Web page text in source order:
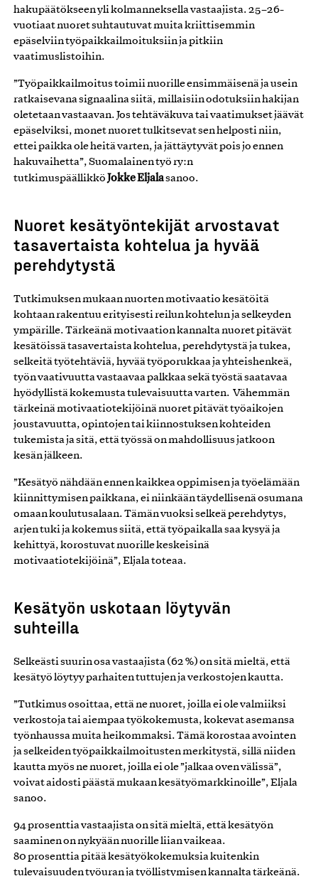
hakupäätökseen yli kolmanneksella vastaajista. 25–26-
vuotiaat nuoret suhtautuvat muita kriittisemmin
epäselviin työpaikkailmoituksiin ja pitkiin
vaatimuslistoihin.
”Työpaikkailmoitus toimii nuorille ensimmäisenä ja usein
ratkaisevana signaalina siitä, millaisiin odotuksiin hakijan
oletetaan vastaavan. Jos tehtäväkuva tai vaatimukset jäävät
epäselviksi, monet nuoret tulkitsevat sen helposti niin,
ettei paikka ole heitä varten, ja jättäytyvät pois jo ennen
hakuvaihetta”, Suomalainen työ ry:n
tutkimuspäällikkö Jokke Eljalasanoo.
Nuoret kesätyöntekijät arvostavat
tasavertaista kohtelua ja hyvää
perehdytystä
Tutkimuksen mukaan nuorten motivaatio kesätöitä
kohtaan rakentuu erityisesti reilun kohtelun ja selkeyden
ympärille. Tärkeänä motivaation kannalta nuoret pitävät
kesätöissä tasavertaista kohtelua, perehdytystä ja tukea,
selkeitä työtehtäviä, hyvää työporukkaa ja yhteishenkeä,
työn vaativuutta vastaavaa palkkaa sekä työstä saatavaa
hyödyllistä kokemusta tulevaisuutta varten. Vähemmän
tärkeinä motivaatiotekijöinä nuoret pitävät työaikojen
joustavuutta, opintojen tai kiinnostuksen kohteiden
tukemista ja sitä, että työssä on mahdollisuus jatkoon
kesän jälkeen.
”Kesätyö nähdään ennen kaikkea oppimisen ja työelämään
kiinnittymisen paikkana, ei niinkään täydellisenä osumana
omaan koulutusalaan. Tämän vuoksi selkeä perehdytys,
arjen tuki ja kokemus siitä, että työpaikalla saa kysyä ja
kehittyä, korostuvat nuorille keskeisinä
motivaatiotekijöinä”, Eljala toteaa.
Kesätyön uskotaan löytyvän
suhteilla
Selkeästi suurin osa vastaajista (62 %) on sitä mieltä, että
kesätyö löytyy parhaiten tuttujen ja verkostojen kautta.
”Tutkimus osoittaa, että ne nuoret, joilla ei ole valmiiksi
verkostoja tai aiempaa työkokemusta, kokevat asemansa
työnhaussa muita heikommaksi. Tämä korostaa avointen
ja selkeiden työpaikkailmoitusten merkitystä, sillä niiden
kautta myös ne nuoret, joilla ei ole ”jalkaa oven välissä”,
voivat aidosti päästä mukaan kesätyömarkkinoille”, Eljala
sanoo.
94 prosenttia vastaajista on sitä mieltä, että kesätyön
saaminen on nykyään nuorille liian vaikeaa.
80 prosenttia pitää kesätyökokemuksia kuitenkin
tulevaisuuden työuran ja työllistymisen kannalta tärkeänä.